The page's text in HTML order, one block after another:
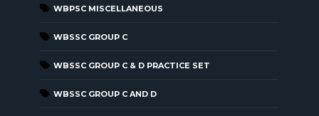
WBPSC MISCELLANEOUS
WBSSC GROUP C
WBSSC GROUP C & D PRACTICE SET
WBSSC GROUP C AND D